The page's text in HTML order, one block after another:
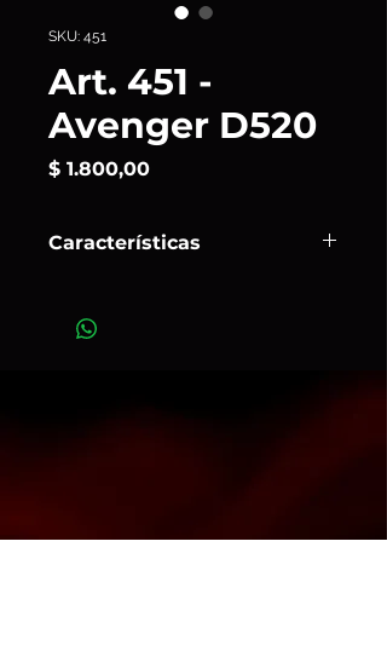
SKU: 451
Art. 451 -
Avenger D520
$ 1.800,00Precio
Características
(art. D200) que proporciona un